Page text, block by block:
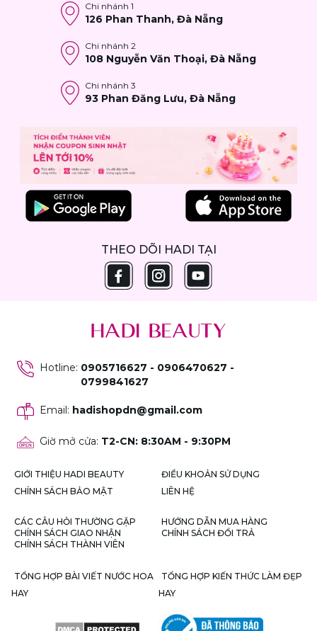
Chi nhánh 1
126 Phan Thanh, Đà Nẵng
Chi nhánh 2
108 Nguyễn Văn Thoại, Đà Nẵng
Chi nhánh 3
93 Phan Đăng Lưu, Đà Nẵng
THEO DÕI HADI TẠI
Hotline: 0905716627 - 0906470627 -
0799841627
Email: hadishopdn@gmail.com
Giờ mở cửa: T2-CN: 8:30AM - 9:30PM
GIỚI THIỆU HADI BEAUTY
ĐIỀU KHOẢN SỬ DỤNG
CHÍNH SÁCH BẢO MẬT
LIÊN HỆ
CÁC CÂU HỎI THƯỜNG GẶP
HƯỚNG DẪN MUA HÀNG
CHÍNH SÁCH GIAO NHẬN
CHÍNH SÁCH ĐỔI TRẢ
CHÍNH SÁCH THÀNH VIÊN
TỔNG HỢP BÀI VIẾT NƯỚC HOA
HAY
TỔNG HỢP KIẾN THỨC LÀM ĐẸP
HAY